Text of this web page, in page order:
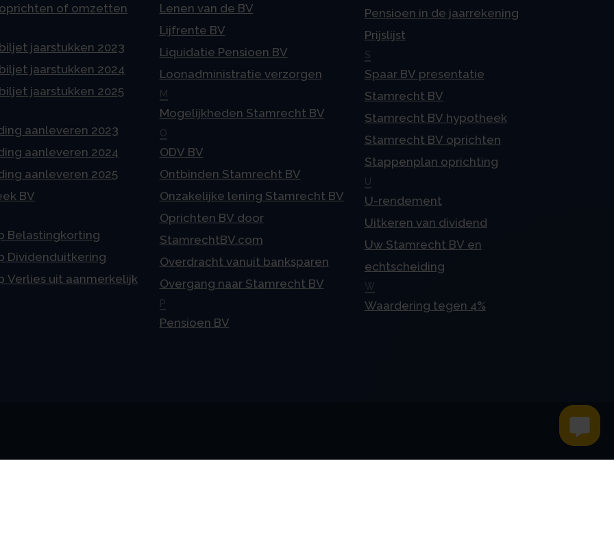
oprichten of omzetten
jaarstukken 2023
jaarstukken 2024
jaarstukken 2025
aanleveren 2023
aanleveren 2024
aanleveren 2025
BV
Belastingkorting
Dividenduitkering
Verlies uit aanmerkelijk
Lenen van de BV
Lijfrente BV
Liquidatie Pensioen BV
Loonadministratie verzorgen
M
Mogelijkheden Stamrecht BV
O
ODV BV
Ontbinden Stamrecht BV
Onzakelijke lening Stamrecht BV
Oprichten BV door
StamrechtBV.com
Overdracht vanuit banksparen
Overgang naar Stamrecht BV
P
Pensioen BV
Pensioen in de jaarrekening
Prijslijst
S
Spaar BV presentatie
Stamrecht BV
Stamrecht BV hypotheek
Stamrecht BV oprichten
Stappenplan oprichting
U
U-rendement
Uitkeren van dividend
Uw Stamrecht BV en
echtscheiding
W
Waardering tegen 4%